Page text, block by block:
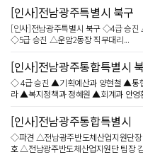
[인사]전남광주특별시 북구
[인사]전남광주특별시 북구 ◇4급 승
◇5급 승진 △운암2동장 직무대리...
[인사]전남광주통합특별시
◇ 4급 승진 ▲기획예산과 양현철 ▲통
라 ▲복지정책과 정혜원 ▲회계과 안
[인사]전남광주통합특별시
◇파견 △전남광주반도체산업지원단
호 △전남광주반도체산업지원단 팀장